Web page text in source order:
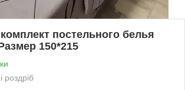
постельного белья
150*215
роздріб